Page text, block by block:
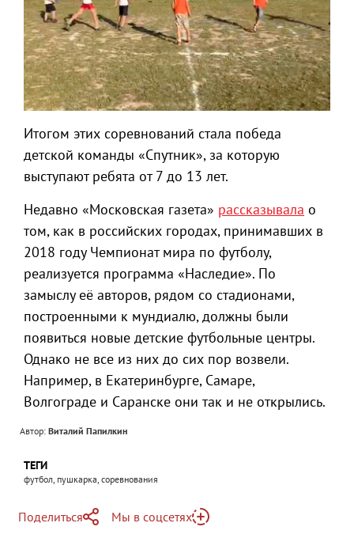
Итогом этих соревнований стала победа
детской команды «Спутник», за которую
выступают ребята от 7 до 13 лет.
Недавно «Московская газета» рассказывала о
том, как в российских городах, принимавших в
2018 году Чемпионат мира по футболу,
реализуется программа «Наследие». По
замыслу её авторов, рядом со стадионами,
построенными к мундиалю, должны были
появиться новые детские футбольные центры.
Однако не все из них до сих пор возвели.
Например, в Екатеринбурге, Самаре,
Волгограде и Саранске они так и не открылись.
Автор: Виталий Папилкин
ТЕГИ
футбол, пушкарка, соревнования
Поделиться
Мы в соцсетях